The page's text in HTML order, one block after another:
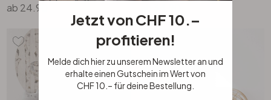
ab 24.90
Jetzt von CHF 10.–
profitieren!
Melde dich hier zu unserem Newsletter an und
erhalte einen Gutschein im Wert von
CHF 10.– für deine Bestellung.